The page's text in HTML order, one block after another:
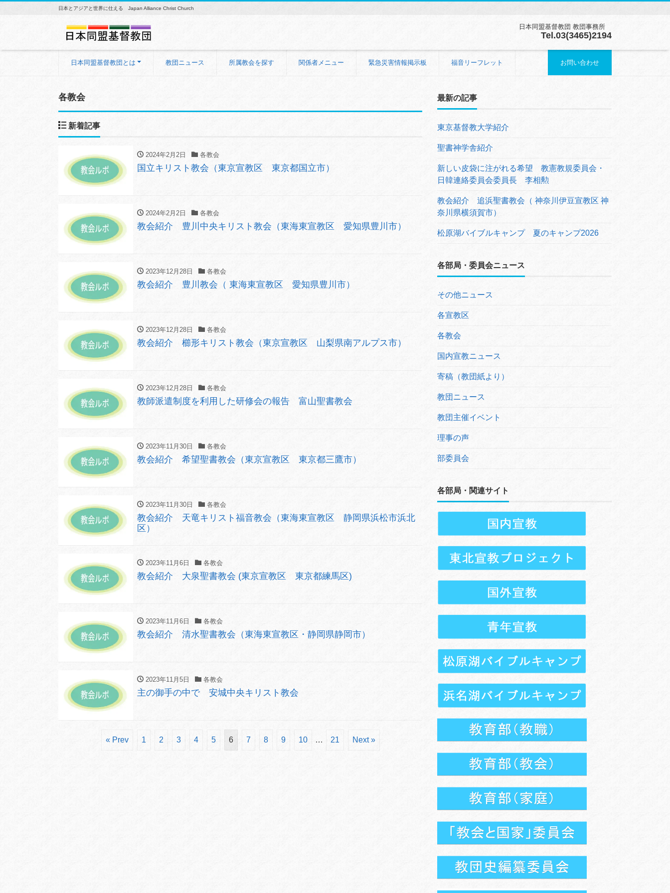
日本とアジアと世界に仕える Japan Alliance Christ Church
日本同盟基督教団 教団事務所
Tel.03(3465)2194
日本同盟基督教団とは 教団ニュース 所属教会を探す 関係者メニュー 緊急災害情報掲示板 福音リーフレット お問い合わせ
各教会
新着記事
2024年2月2日 各教会
国立キリスト教会（東京宣教区 東京都国立市）
2024年2月2日 各教会
教会紹介 豊川中央キリスト教会（東海東宣教区 愛知県豊川市）
2023年12月28日 各教会
教会紹介 豊川教会（ 東海東宣教区 愛知県豊川市）
2023年12月28日 各教会
教会紹介 櫛形キリスト教会（東京宣教区 山梨県南アルプス市）
2023年12月28日 各教会
教師派遣制度を利用した研修会の報告 富山聖書教会
2023年11月30日 各教会
教会紹介 希望聖書教会（東京宣教区 東京都三鷹市）
2023年11月30日 各教会
教会紹介 天竜キリスト福音教会（東海東宣教区 静岡県浜松市浜北
区）
2023年11月6日 各教会
教会紹介 大泉聖書教会 (東京宣教区 東京都練馬区)
2023年11月6日 各教会
教会紹介 清水聖書教会（東海東宣教区・静岡県静岡市）
2023年11月5日 各教会
主の御手の中で 安城中央キリスト教会
« Prev 1 2 3 4 5 6 7 8 9 10 … 21 Next »
最新の記事
東京基督教大学紹介
聖書神学舎紹介
新しい皮袋に注がれる希望 教憲教規委員会・
日韓連絡委員会委員長 李相勲
教会紹介 追浜聖書教会（ 神奈川伊豆宣教区 神
奈川県横須賀市）
松原湖バイブルキャンプ 夏のキャンプ2026
各部局・委員会ニュース
その他ニュース
各宣教区
各教会
国内宣教ニュース
寄稿（教団紙より）
教団ニュース
教団主催イベント
理事の声
部委員会
各部局・関連サイト